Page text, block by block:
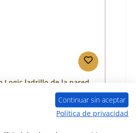
Logic ladrillo de la pared
01060335
Continuar sin aceptar
Política de privacidad